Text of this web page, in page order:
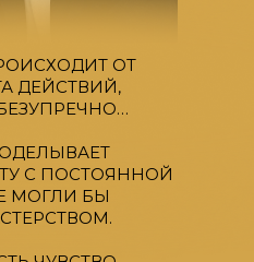
ОТ
ДЕЙСТВИЙ,
С ПОСТОЯННОЙ
МОГЛИ БЫ